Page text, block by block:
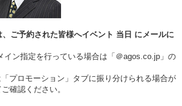
ご予約された皆様へイベント 当日 にメールに
ン指定を行っている場合は「＠agos.co.jp」の
プロモーション」タブに振り分けられる場合が
確認ください。